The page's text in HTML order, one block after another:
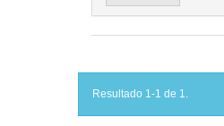
Resultado 1-1 de 1.